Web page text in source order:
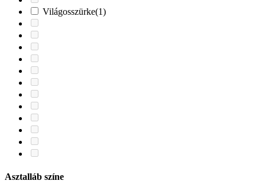
Világosszürke(1)
Asztalláb színe